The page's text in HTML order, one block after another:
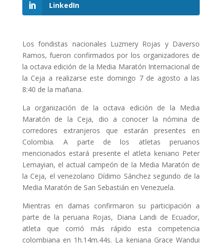
LinkedIn
Los fondistas nacionales Luzmery Rojas y Daverso
Ramos, fueron confirmados por los organizadores de
la octava edición de la Media Maratón Internacional de
la Ceja a realizarse este domingo 7 de agosto a las
8:40 de la mañana.
La organización de la octava edición de la Media
Maratón de la Ceja, dio a conocer la nómina de
corredores extranjeros que estarán presentes en
Colombia. A parte de los atletas peruanos
mencionados estará presente el atleta keniano Peter
Lemayian, el actual campeón de la Media Maratón de
la Ceja, el venezolano Dídimo Sánchez segundo de la
Media Maratón de San Sebastián en Venezuela.
Mientras en damas confirmaron su participación a
parte de la peruana Rojas, Diana Landi de Ecuador,
atleta que corrió más rápido esta competencia
colombiana en 1h.14m.44s. La keniana Grace Wandui